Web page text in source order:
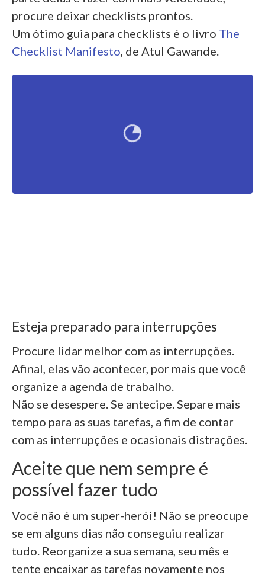
procure deixar checklists prontos.
Um ótimo guia para checklists é o livro The
Checklist Manifesto, de Atul Gawande.
Esteja preparado para interrupções
Procure lidar melhor com as interrupções.
Afinal, elas vão acontecer, por mais que você
organize a agenda de trabalho.
Não se desespere. Se antecipe. Separe mais
tempo para as suas tarefas, a fim de contar
com as interrupções e ocasionais distrações.
Aceite que nem sempre é
possível fazer tudo
Você não é um super-herói! Não se preocupe
se em alguns dias não conseguiu realizar
tudo. Reorganize a sua semana, seu mês e
tente encaixar as tarefas novamente nos